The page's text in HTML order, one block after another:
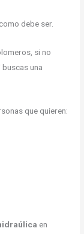
debe ser.
si no
una
que quieren:
en